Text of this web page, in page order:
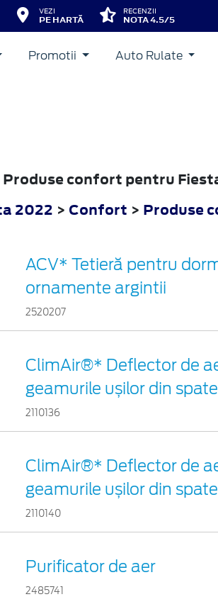
VEZI
PE HARTĂ
RECENZII
NOTA 4.5/5
Promotii Auto Rulate
Produse confort pentru
2022 > Confort > Produse
ACV* Tetieră pentru
ornamente argintii
2520207
ClimAir®* Deflector de
geamurile ușilor din
2110136
ClimAir®* Deflector de
geamurile ușilor din
2110140
Purificator de aer
2485741